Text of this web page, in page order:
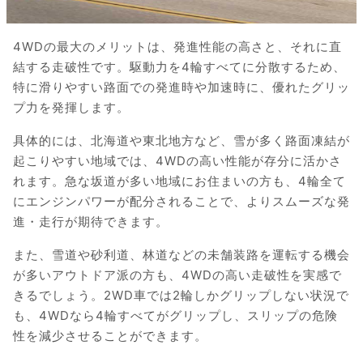
4WDの最大のメリットは、発進性能の高さと、それに直
結する走破性です。駆動力を4輪すべてに分散するため、
特に滑りやすい路面での発進時や加速時に、優れたグリッ
プ力を発揮します。
具体的には、北海道や東北地方など、雪が多く路面凍結が
起こりやすい地域では、4WDの高い性能が存分に活かさ
れます。急な坂道が多い地域にお住まいの方も、4輪全て
にエンジンパワーが配分されることで、よりスムーズな発
進・走行が期待できます。
また、雪道や砂利道、林道などの未舗装路を運転する機会
が多いアウトドア派の方も、4WDの高い走破性を実感で
きるでしょう。2WD車では2輪しかグリップしない状況で
も、4WDなら4輪すべてがグリップし、スリップの危険
性を減少させることができます。